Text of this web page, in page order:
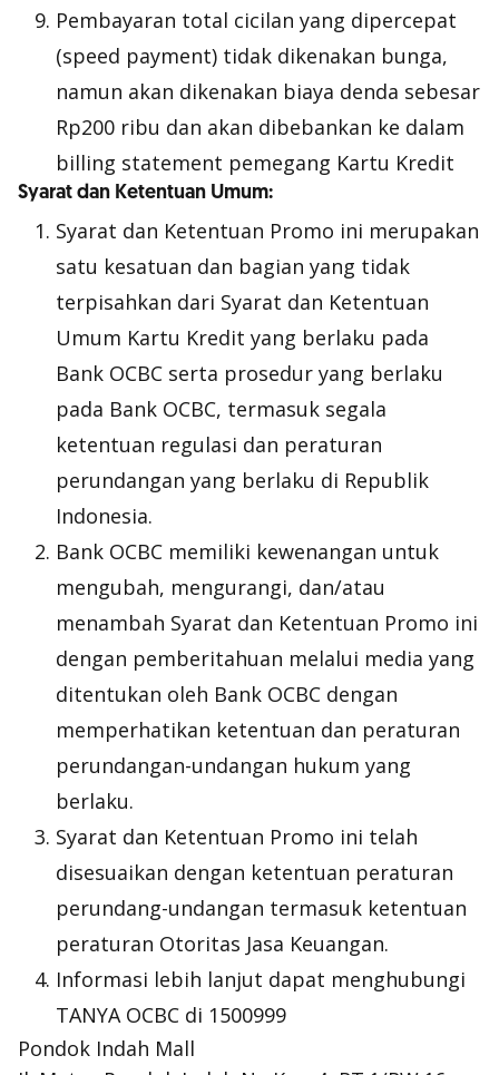
Pembayaran total cicilan yang dipercepat
(speed payment) tidak dikenakan bunga,
namun akan dikenakan biaya denda sebesar
Rp200 ribu dan akan dibebankan ke dalam
billing statement pemegang Kartu Kredit
Syarat dan Ketentuan Umum:
Syarat dan Ketentuan Promo ini merupakan
satu kesatuan dan bagian yang tidak
terpisahkan dari Syarat dan Ketentuan
Umum Kartu Kredit yang berlaku pada
Bank OCBC serta prosedur yang berlaku
pada Bank OCBC, termasuk segala
ketentuan regulasi dan peraturan
perundangan yang berlaku di Republik
Indonesia.
Bank OCBC memiliki kewenangan untuk
mengubah, mengurangi, dan/atau
menambah Syarat dan Ketentuan Promo ini
dengan pemberitahuan melalui media yang
ditentukan oleh Bank OCBC dengan
memperhatikan ketentuan dan peraturan
perundangan-undangan hukum yang
berlaku.
Syarat dan Ketentuan Promo ini telah
disesuaikan dengan ketentuan peraturan
perundang-undangan termasuk ketentuan
peraturan Otoritas Jasa Keuangan.
Informasi lebih lanjut dapat menghubungi
TANYA OCBC di 1500999
Pondok Indah Mall